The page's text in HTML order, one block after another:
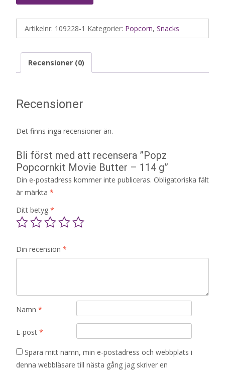
Artikelnr: 109228-1 Kategorier: Popcorn, Snacks
Recensioner (0)
Recensioner
Det finns inga recensioner än.
Bli först med att recensera ”Popz
Popcornkit Movie Butter – 114 g”
Din e-postadress kommer inte publiceras. Obligatoriska fält
är märkta *
Ditt betyg *
Din recension *
Namn *
E-post *
Spara mitt namn, min e-postadress och webbplats i
denna webbläsare till nästa gång jag skriver en